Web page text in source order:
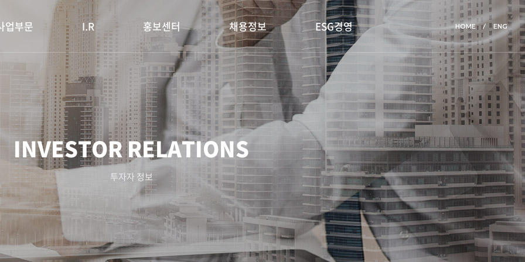
HOME ENG
업부문 I.R 홍보센터 채용정보 ESG경영
INVESTOR RELATIONS
투자자 정보